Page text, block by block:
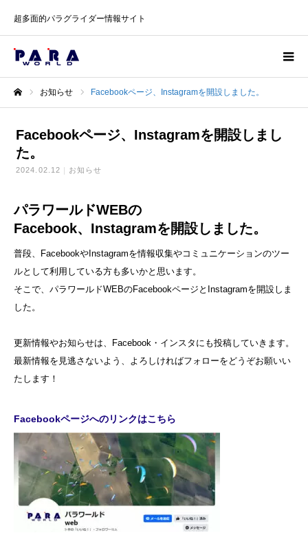
超多面的パラグライダー情報サイト
お知らせ Facebookページ、Instagramを開設しました。
Facebookページ、Instagramを開設しまし
た。
2024.02.12 お知らせ
パラワールドWEBの
Facebook、Instagramを開設しました。
普段、FacebookやInstagramを情報収集やコミュニケーションのツー
ルとして利用している方も多いかと思います。
そこで、パラワールドWEBのFacebookページとInstagramを開設しま
した。
更新情報やお知らせは、Facebook・インスタにも投稿していきます。
最新情報を見逃さないよう、よろしければフォローをどうぞお願いい
たします！
Facebookページへのリンクはこちら